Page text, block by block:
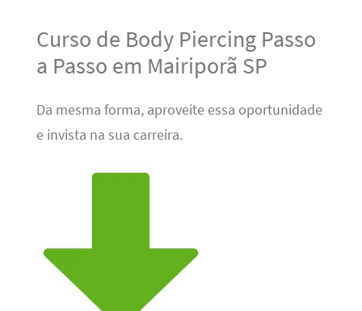
Curso de Body Piercing Passo
a Passo em Mairiporã SP
Da mesma forma, aproveite essa oportunidade
e invista na sua carreira.